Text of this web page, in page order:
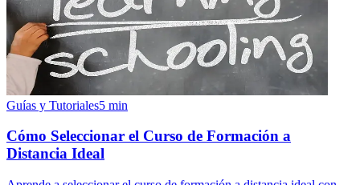
Guías y Tutoriales5 min
Cómo Seleccionar el Curso de Formación a
Distancia Ideal